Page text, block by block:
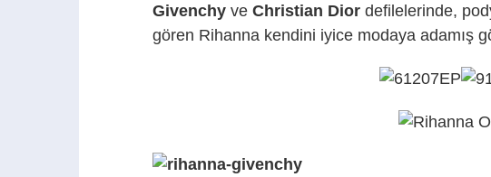
Givenchy ve Christian Dior defilelerinde,
gören Rihanna kendini iyice modaya adamış